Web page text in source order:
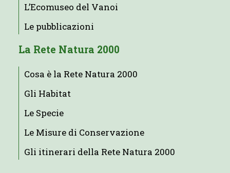
L’Ecomuseo del Vanoi
Le pubblicazioni
La Rete Natura 2000
Cosa è la Rete Natura 2000
Gli Habitat
Le Specie
Le Misure di Conservazione
Gli itinerari della Rete Natura 2000